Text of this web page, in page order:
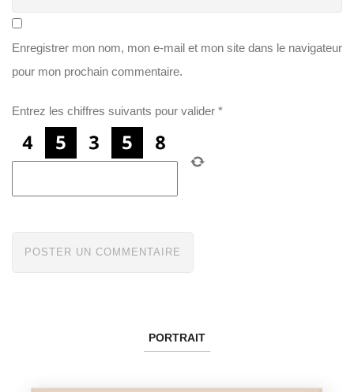
Enregistrer mon nom, mon e-mail et mon site dans le navigateur
pour mon prochain commentaire.
Entrez les chiffres suivants pour valider *
PORTRAIT